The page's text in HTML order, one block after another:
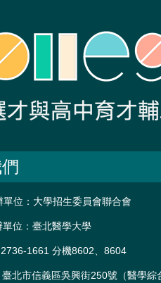
單位：大學招生委員會聯合會
單位：臺北醫學大學
1661 分機8602、8604
北市信義區吳興街250號（醫學綜